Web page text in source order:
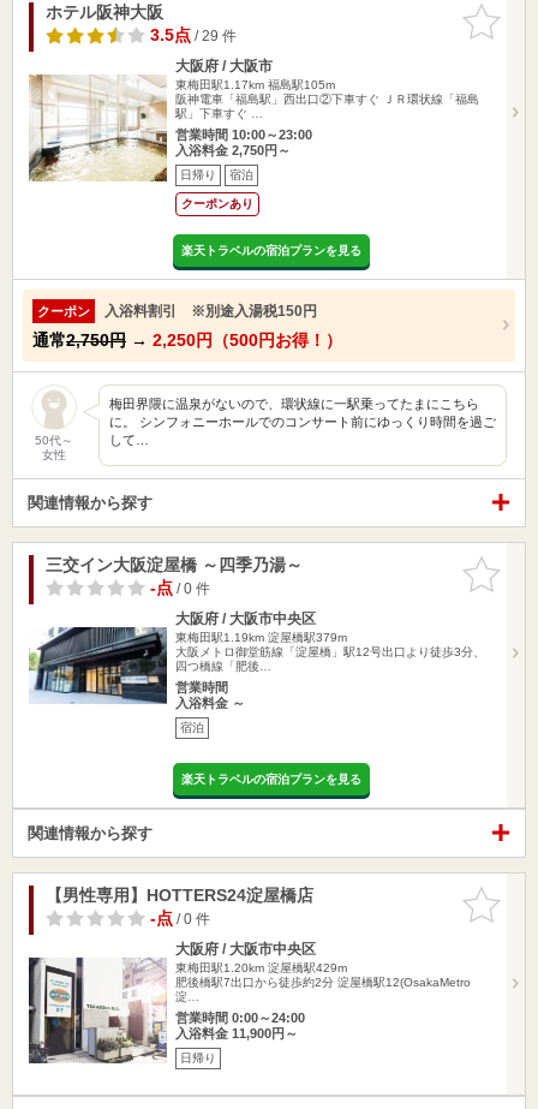
お気に入
りに追加
ホテル阪神大阪
3.5点/ 29 件
大阪府 / 大阪市
東梅田駅1.17km 福島駅105m
阪神電車「福島駅」西出口②下車すぐ ＪＲ環状線「福島
駅」下車すぐ …
営業時間 10:00～23:00
入浴料金 2,750円～
日帰り 宿泊
クーポンあり
楽天トラベルの宿泊プランを見る
クーポン 入浴料割引 ※別途入湯税150円
通常2,750円 → 2,250円（500円お得！）
50代～
女性
梅田界隈に温泉がないので、環状線に一駅乗ってたまにこちら
に。 シンフォニーホールでのコンサート前にゆっくり時間を過ご
して…
関連情報から探す
お気に入
りに追加
三交イン大阪淀屋橋 ～四季乃湯～
-点/ 0 件
大阪府 / 大阪市中央区
東梅田駅1.19km 淀屋橋駅379m
大阪メトロ御堂筋線「淀屋橋」駅12号出口より徒歩3分、
四つ橋線「肥後…
営業時間
入浴料金 ～
宿泊
楽天トラベルの宿泊プランを見る
関連情報から探す
お気に入
りに追加
【男性専用】HOTTERS24淀屋橋店
-点/ 0 件
大阪府 / 大阪市中央区
東梅田駅1.20km 淀屋橋駅429m
肥後橋駅7出口から徒歩約2分 淀屋橋駅12(OsakaMetro
淀…
営業時間 0:00～24:00
入浴料金 11,900円～
日帰り